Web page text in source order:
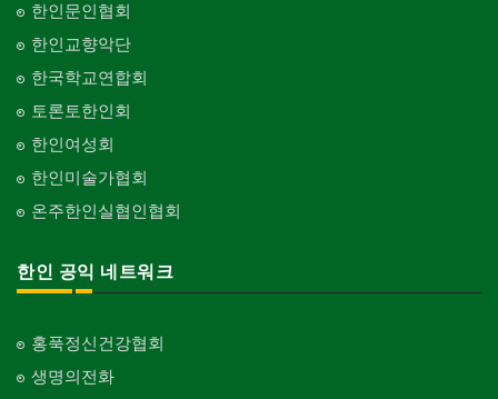
한인문인협회
한인교향악단
한국학교연합회
토론토한인회
한인여성회
한인미술가협회
온주한인실협인협회
한인 공익 네트워크
홍푹정신건강협회
생명의전화